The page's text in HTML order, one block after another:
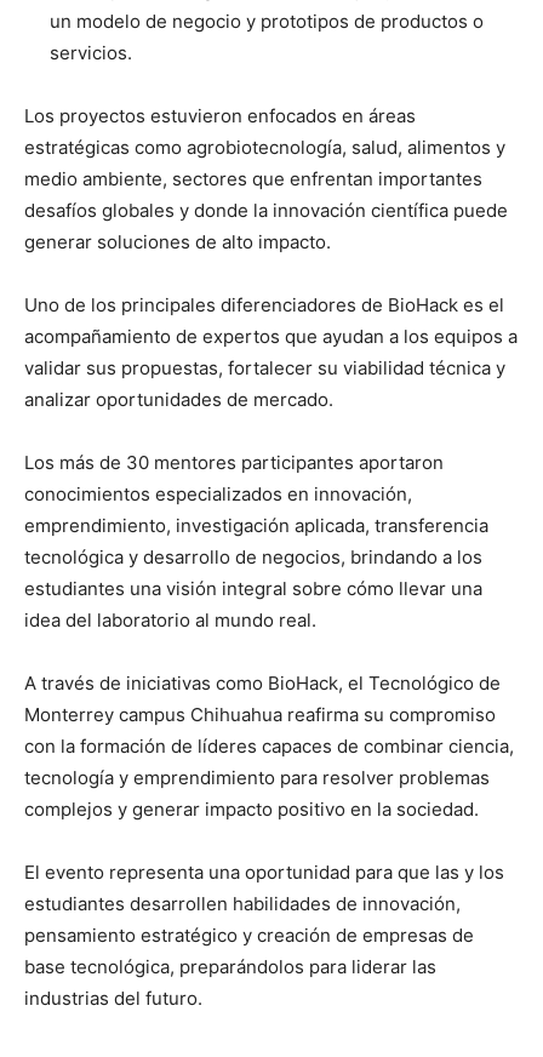
un modelo de negocio y prototipos de productos o
servicios.
Los proyectos estuvieron enfocados en áreas
estratégicas como agrobiotecnología, salud, alimentos y
medio ambiente, sectores que enfrentan importantes
desafíos globales y donde la innovación científica puede
generar soluciones de alto impacto.
Uno de los principales diferenciadores de BioHack es el
acompañamiento de expertos que ayudan a los equipos a
validar sus propuestas, fortalecer su viabilidad técnica y
analizar oportunidades de mercado.
Los más de 30 mentores participantes aportaron
conocimientos especializados en innovación,
emprendimiento, investigación aplicada, transferencia
tecnológica y desarrollo de negocios, brindando a los
estudiantes una visión integral sobre cómo llevar una
idea del laboratorio al mundo real.
A través de iniciativas como BioHack, el Tecnológico de
Monterrey campus Chihuahua reafirma su compromiso
con la formación de líderes capaces de combinar ciencia,
tecnología y emprendimiento para resolver problemas
complejos y generar impacto positivo en la sociedad.
El evento representa una oportunidad para que las y los
estudiantes desarrollen habilidades de innovación,
pensamiento estratégico y creación de empresas de
base tecnológica, preparándolos para liderar las
industrias del futuro.